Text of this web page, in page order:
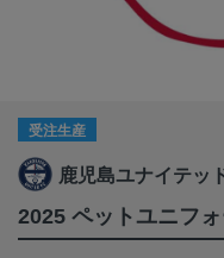
受注生産
鹿児島ユナイテッ
2025 ペットユニフ